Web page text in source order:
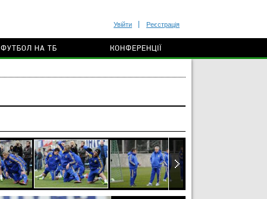
Увійти Реєстрація
ФУТБОЛ НА ТБ КОНФЕРЕНЦІЇ